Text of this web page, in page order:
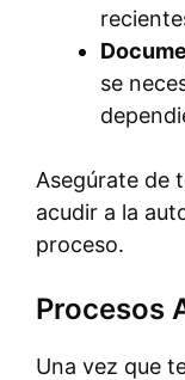
se
Asegúrate de
acudir a la
proceso.
Procesos
Una vez que